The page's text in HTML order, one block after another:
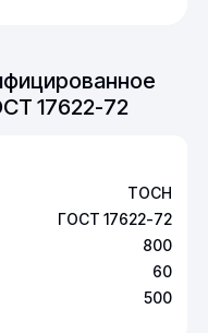
17622-72
ТОСН
ГОСТ 17622-72
800
60
500